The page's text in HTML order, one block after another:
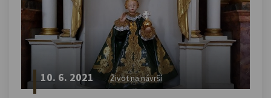
10. 6. 2021 Život na návrší